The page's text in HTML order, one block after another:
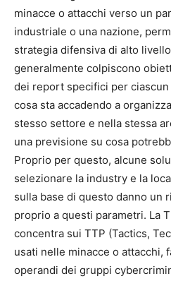
minacce o attacchi verso un
industriale o una nazione,
strategia difensiva di alto
generalmente colpiscono
dei report specifici per
cosa sta accadendo a
stesso settore e nella stessa
una previsione su cosa
Proprio per questo, alcune
selezionare la industry e la
sulla base di questo danno un
proprio a questi parametri. La
concentra sui TTP (Tactics,
usati nelle minacce o attacchi,
operandi dei gruppi